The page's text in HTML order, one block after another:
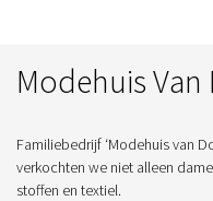
Modehuis
Familiebedrijf ‘Modehuis van
verkochten we niet alleen
stoffen en textiel.